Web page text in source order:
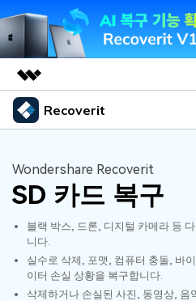
주요 제품
유틸리티
개요
솔루션
회사 소개
뉴스룸
플랜 및 가격
Recoverit
Recoverit -
선도적인 데이터 복구 전문
무
기능
미디어 복구하기
문서 복구하기
복구 Tips
외장 저장장치 복구
리커버릿 개요
Wondershare Recoverit
SD 카드 복구
블랙 박스, 드론, 디지털 카메라 등
니다.
실수로 삭제, 포맷, 컴퓨터 충돌, 바
이터 손실 상황을 복구합니다.
삭제하거나 손실된 사진, 동영상, 음